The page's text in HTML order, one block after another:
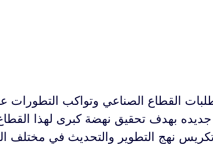
القطاع الصناعي وتواكب التطورات
جديده بهدف تحقيق نهضة كبرى لهذا
نهج التطوير والتحديث في مختلف